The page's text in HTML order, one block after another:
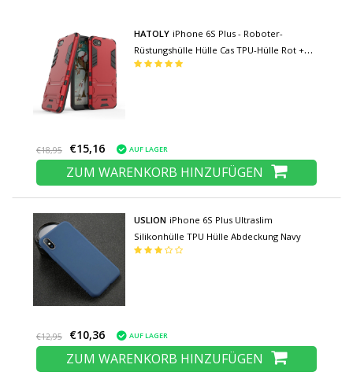
HATOLY iPhone 6S Plus - Roboter-
Rüstungshülle Hülle Cas TPU-Hülle Rot +
Ständer
€18,95 €15,16 AUF LAGER
ZUM WARENKORB HINZUFÜGEN
USLION iPhone 6S Plus Ultraslim
Silikonhülle TPU Hülle Abdeckung Navy
€12,95 €10,36 AUF LAGER
ZUM WARENKORB HINZUFÜGEN